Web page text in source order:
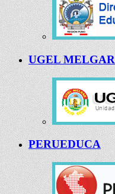
UGEL MELGAR
PERUEDUCA